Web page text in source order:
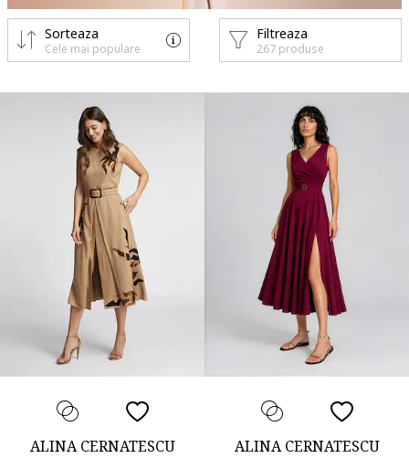
Filtreaza
267 produse
Sorteaza
Cele mai populare
ALINA CERNATESCU ALINA CERNATESCU